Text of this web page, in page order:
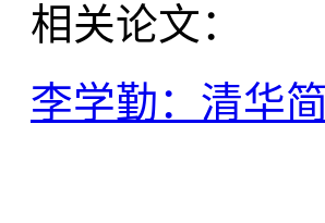
相关论文：
李学勤：清华